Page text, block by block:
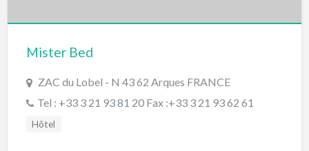
Mister Bed
ZAC du Lobel - N 43 62 Arques FRANCE
Tel : +33 3 21 93 81 20 Fax :+33 3 21 93 62 61
Hôtel